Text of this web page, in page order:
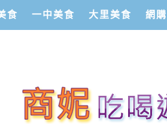
食 一中美食 大里美食 網